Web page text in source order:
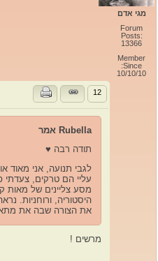
מגי אדם
Forum
Posts:
13366
Member
Since:
10/10/10
12
Rubella אמר
תודה רבה ♥️
לגבי תנועה, אני מאוד
עליי הם טרקים, צעדתי
מסע צליינים של מאות
היסטוריה, ורוחניות.
את הצורה שבה את
מרשים !